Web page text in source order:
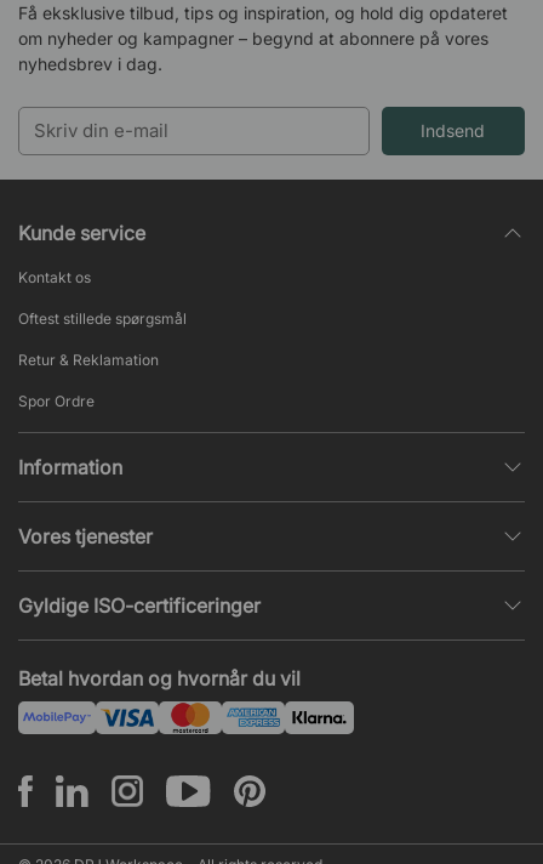
Få eksklusive tilbud, tips og inspiration, og hold dig opdateret
om nyheder og kampagner – begynd at abonnere på vores
nyhedsbrev i dag.
Indsend
Kunde service
Kontakt os
Oftest stillede spørgsmål
Retur & Reklamation
Spor Ordre
Information
Salgs- & Leveringsbetingelser
Populære sider
Vores tjenester
Kontormøbler tilbud
Montering
Betal hvordan og hvornår du vil
Gyldige ISO-certificeringer
ISO 14001
ISO 45001